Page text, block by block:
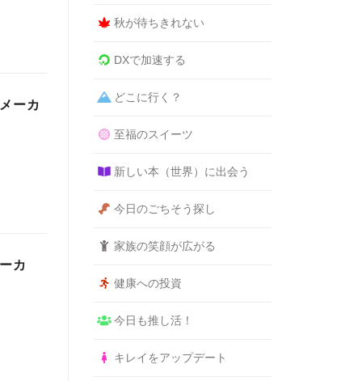
ーカ
カ
秋が待ちきれない
DXで加速する
どこに行く？
至福のスイーツ
新しい本（世界）に出会う
今日のごちそう探し
家族の笑顔が広がる
健康への投資
今日も推し活！
キレイをアップデート